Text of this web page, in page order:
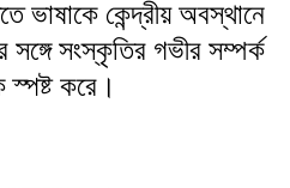
ভাষাকে কেন্দ্রীয় অবস্থানে
সঙ্গে সংস্কৃতির গভীর সম্পর্ক
স্পষ্ট করে।